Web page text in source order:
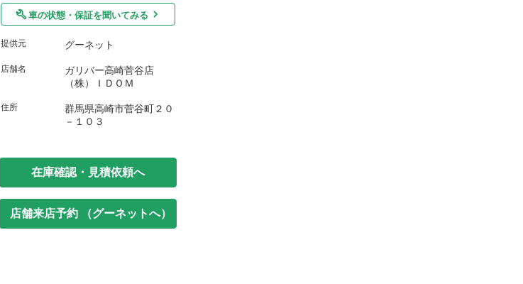
車の状態・保証を聞いてみる
提供元 グーネット
店舗名
ガリバー高崎菅谷店
（株）ＩＤＯＭ
住所
群馬県高崎市菅谷町２０
－１０３
在庫確認・見積依頼へ
店舗来店予約 （グーネットへ）